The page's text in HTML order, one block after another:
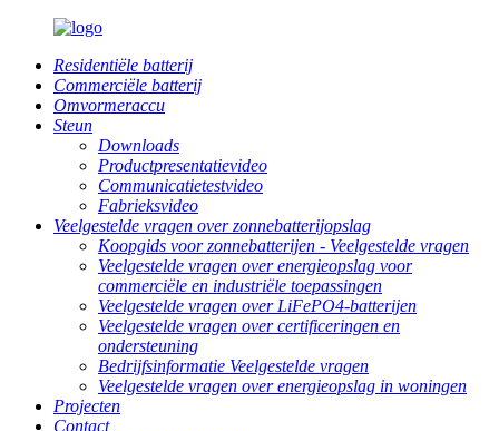
Residentiële batterij
Commerciële batterij
Omvormeraccu
Steun
Downloads
Productpresentatievideo
Communicatietestvideo
Fabrieksvideo
Veelgestelde vragen over zonnebatterijopslag
Koopgids voor zonnebatterijen - Veelgestelde vragen
Veelgestelde vragen over energieopslag voor
commerciële en industriële toepassingen
Veelgestelde vragen over LiFePO4-batterijen
Veelgestelde vragen over certificeringen en
ondersteuning
Bedrijfsinformatie Veelgestelde vragen
Veelgestelde vragen over energieopslag in woningen
Projecten
Contact